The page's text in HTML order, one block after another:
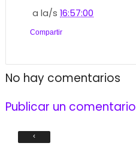
a la/s16:57:00
Compartir
No hay comentarios
Publicar un comentario
‹